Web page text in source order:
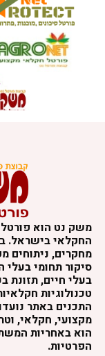
נט הוא פורטל
בישראל.
ניתוחים
תחומי בעלי
חיים, תזונת
באתר נועדו
חקלאי,
באחריות